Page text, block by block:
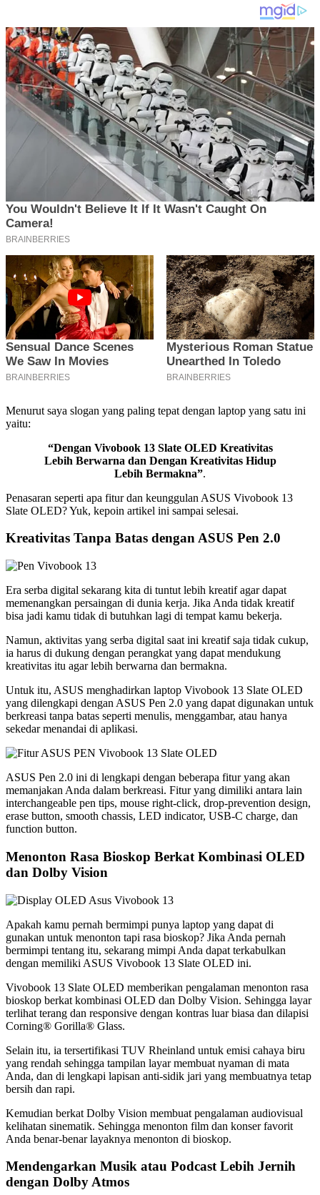
Menurut saya slogan yang paling tepat dengan laptop yang satu ini
yaitu:
“Dengan Vivobook 13 Slate OLED Kreativitas
Lebih Berwarna dan Dengan Kreativitas Hidup
Lebih Bermakna”.
Penasaran seperti apa fitur dan keunggulan ASUS Vivobook 13
Slate OLED? Yuk, kepoin artikel ini sampai selesai.
Kreativitas Tanpa Batas dengan ASUS Pen 2.0
Era serba digital sekarang kita di tuntut lebih kreatif agar dapat
memenangkan persaingan di dunia kerja. Jika Anda tidak kreatif
bisa jadi kamu tidak di butuhkan lagi di tempat kamu bekerja.
Namun, aktivitas yang serba digital saat ini kreatif saja tidak cukup,
ia harus di dukung dengan perangkat yang dapat mendukung
kreativitas itu agar lebih berwarna dan bermakna.
Untuk itu, ASUS menghadirkan laptop Vivobook 13 Slate OLED
yang dilengkapi dengan ASUS Pen 2.0 yang dapat digunakan untuk
berkreasi tanpa batas seperti menulis, menggambar, atau hanya
sekedar menandai di aplikasi.
ASUS Pen 2.0 ini di lengkapi dengan beberapa fitur yang akan
memanjakan Anda dalam berkreasi. Fitur yang dimiliki antara lain
interchangeable pen tips, mouse right-click, drop-prevention design,
erase button, smooth chassis, LED indicator, USB-C charge, dan
function button.
Menonton Rasa Bioskop Berkat Kombinasi OLED
dan Dolby Vision
Apakah kamu pernah bermimpi punya laptop yang dapat di
gunakan untuk menonton tapi rasa bioskop? Jika Anda pernah
bermimpi tentang itu, sekarang mimpi Anda dapat terkabulkan
dengan memiliki ASUS Vivobook 13 Slate OLED ini.
Vivobook 13 Slate OLED memberikan pengalaman menonton rasa
bioskop berkat kombinasi OLED dan Dolby Vision. Sehingga layar
terlihat terang dan responsive dengan kontras luar biasa dan dilapisi
Corning® Gorilla® Glass.
Selain itu, ia tersertifikasi TUV Rheinland untuk emisi cahaya biru
yang rendah sehingga tampilan layar membuat nyaman di mata
Anda, dan di lengkapi lapisan anti-sidik jari yang membuatnya tetap
bersih dan rapi.
Kemudian berkat Dolby Vision membuat pengalaman audiovisual
kelihatan sinematik. Sehingga menonton film dan konser favorit
Anda benar-benar layaknya menonton di bioskop.
Mendengarkan Musik atau Podcast Lebih Jernih
dengan Dolby Atmos